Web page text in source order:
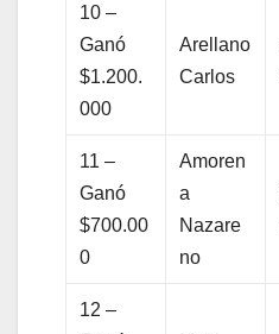
10 –
Ganó
$1.200.
000
Arellano
Carlos
11 –
Ganó
$700.00
0
Amoren
a
Nazare
no
12 –